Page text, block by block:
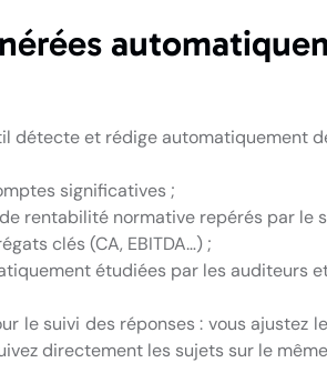
détecte et rédige automatiquement
significatives ;
rentabilité normative repérés par le
clés (CA, EBITDA…) ;
étudiées par les auditeurs
le suivi des réponses : vous ajustez
directement les sujets sur le